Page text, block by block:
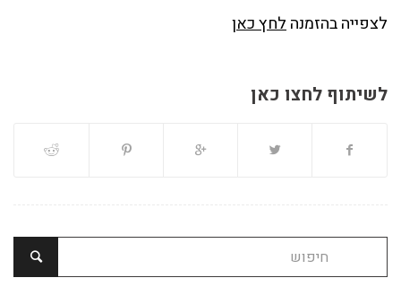
לצפייה בהזמנהלחץ כאן
לשיתוף לחצו כאן